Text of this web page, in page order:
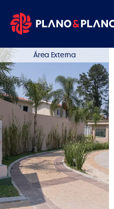
Área Externa